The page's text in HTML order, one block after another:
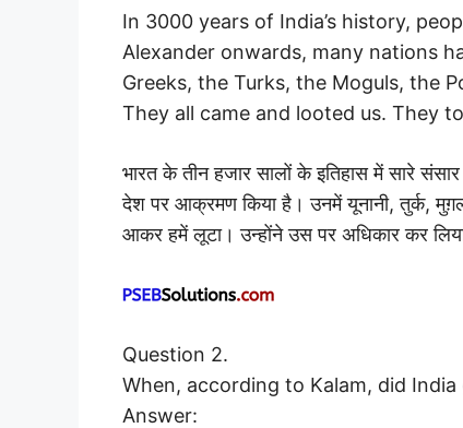
In 3000 years of India’s history,
Alexander onwards, many nations
Greeks, the Turks, the Moguls, the
They all came and looted us. They
भारत के तीन हजार सालों के इतिहास में सारे
देश पर आक्रमण किया है। उनमें यूनानी, तुर्क,
आकर हमें लूटा। उन्होंने उस पर अधिकार कर लिया
Question 2.
When, according to Kalam, did
Answer: